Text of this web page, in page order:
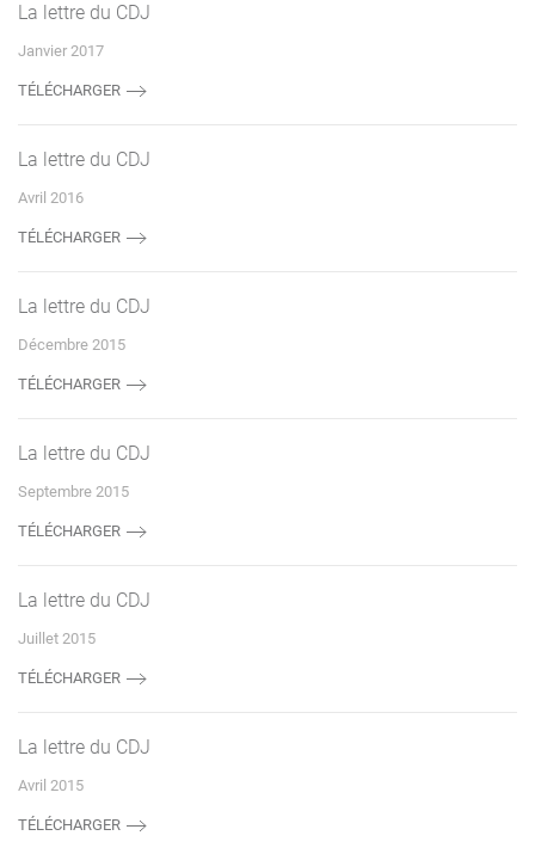
La lettre du CDJ
Janvier 2017
TÉLÉCHARGER
La lettre du CDJ
Avril 2016
TÉLÉCHARGER
La lettre du CDJ
Décembre 2015
TÉLÉCHARGER
La lettre du CDJ
Septembre 2015
TÉLÉCHARGER
La lettre du CDJ
Juillet 2015
TÉLÉCHARGER
La lettre du CDJ
Avril 2015
TÉLÉCHARGER